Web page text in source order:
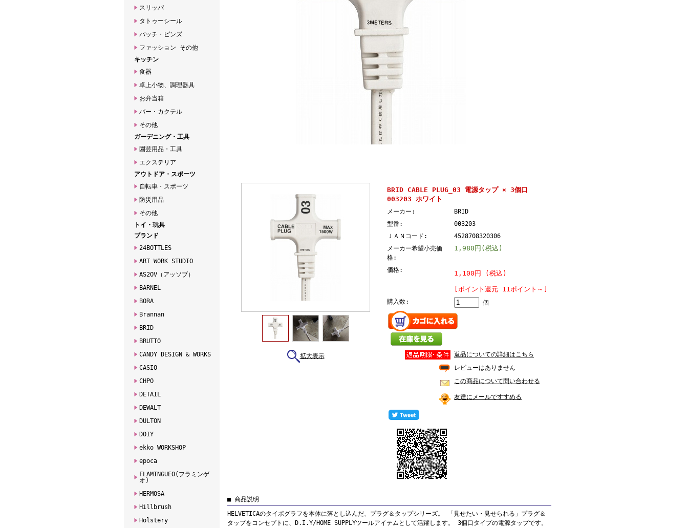
スリッパ
タトゥーシール
パッチ・ピンズ
ファッション その他
キッチン
食器
卓上小物、調理器具
お弁当箱
バー・カクテル
その他
ガーデニング・工具
園芸用品・工具
エクステリア
アウトドア・スポーツ
自転車・スポーツ
防災用品
その他
トイ・玩具
ブランド
24BOTTLES
ART WORK STUDIO
AS2OV（アッソブ）
BARNEL
BORA
Brannan
BRID
BRUTTO
CANDY DESIGN & WORKS
CASIO
CHPO
DETAIL
DEWALT
DULTON
DOIY
ekko WORKSHOP
epoca
FLAMINGUEO(フラミンゲ
オ)
HERMOSA
Hillbrush
Holstery
拡大表示
BRID CABLE PLUG_03 電源タップ × 3個口
003203 ホワイト
メーカー:
BRID
型番:
003203
ＪＡＮコード:
4528708320306
メーカー希望小売価
格:
1,980円(税込)
価格: 1,100円 (税込)
[ポイント還元 11ポイント～]
購入数: 個
返品についての詳細はこちら
レビューはありません
この商品について問い合わせる
友達にメールですすめる
■ 商品説明
HELVETICAのタイポグラフを本体に落とし込んだ、プラグ＆タップシリーズ。 「見せたい・見せられる」プラグ＆
タップをコンセプトに、D.I.Y/HOME SUPPLYツールアイテムとして活躍します。 3個口タイプの電源タップです。